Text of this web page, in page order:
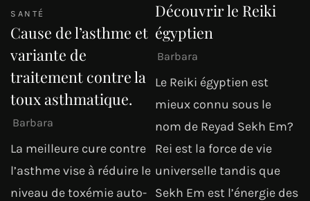
SANTÉ
Cause de l’asthme et
variante de
traitement contre la
toux asthmatique.
Barbara
La meilleure cure contre
l’asthme vise à réduire le
niveau de toxémie auto-
Découvrir le Reiki
égyptien
Barbara
Le Reiki égyptien est
mieux connu sous le
nom de Reyad Sekh Em?
Rei est la force de vie
universelle tandis que
Sekh Em est l’énergie des